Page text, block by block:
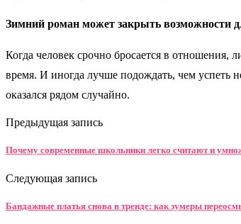
Зимний роман может закрыть возможности
Когда человек срочно бросается в отношения,
время. И иногда лучше подождать, чем успеть
оказался рядом случайно.
Предыдущая запись
Почему современные школьники легко считают и
Следующая запись
Бандажные платья снова в тренде: как зумеры